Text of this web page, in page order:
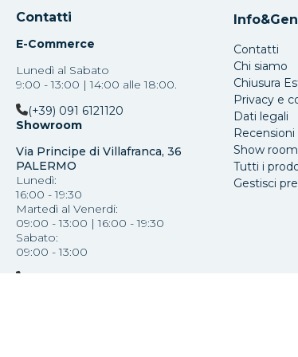
Contatti
E-Commerce
Lunedì al Sabato
9:00 - 13:00 | 14:00 alle 18:00.
(+39) 091 6121120
Showroom
Via Principe di Villafranca, 36
PALERMO
Lunedì:
16:00 - 19:30
Martedì al Venerdi:
09:00 - 13:00 | 16:00 - 19:30
Sabato:
09:00 - 13:00
Contatti
Chi siamo
Chiusura
Privacy e
Dati legali
Recensioni
Show room
Tutti i
Gestisci